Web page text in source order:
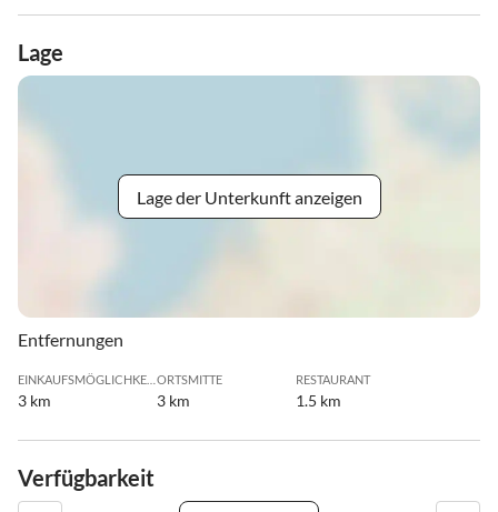
Lage
Lage der Unterkunft anzeigen
Entfernungen
3 km
ORTSMITTE
3 km
RESTAURANT
1.5 km
Verfügbarkeit